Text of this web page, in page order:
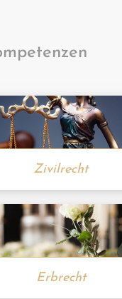
Zivilrecht
Erbrecht